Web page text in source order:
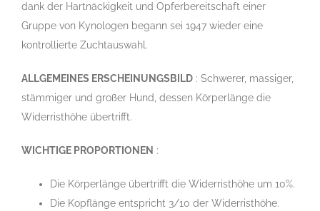
dank der Hartnäckigkeit und Opferbereitschaft einer
Gruppe von Kynologen begann sei 1947 wieder eine
kontrollierte Zuchtauswahl.
ALLGEMEINES ERSCHEINUNGSBILD : Schwerer, massiger,
stämmiger und großer Hund, dessen Körperlänge die
Widerristhöhe übertrifft.
WICHTIGE PROPORTIONEN :
Die Körperlänge übertrifft die Widerristhöhe um 10%.
Die Kopflänge entspricht 3/10 der Widerristhöhe.